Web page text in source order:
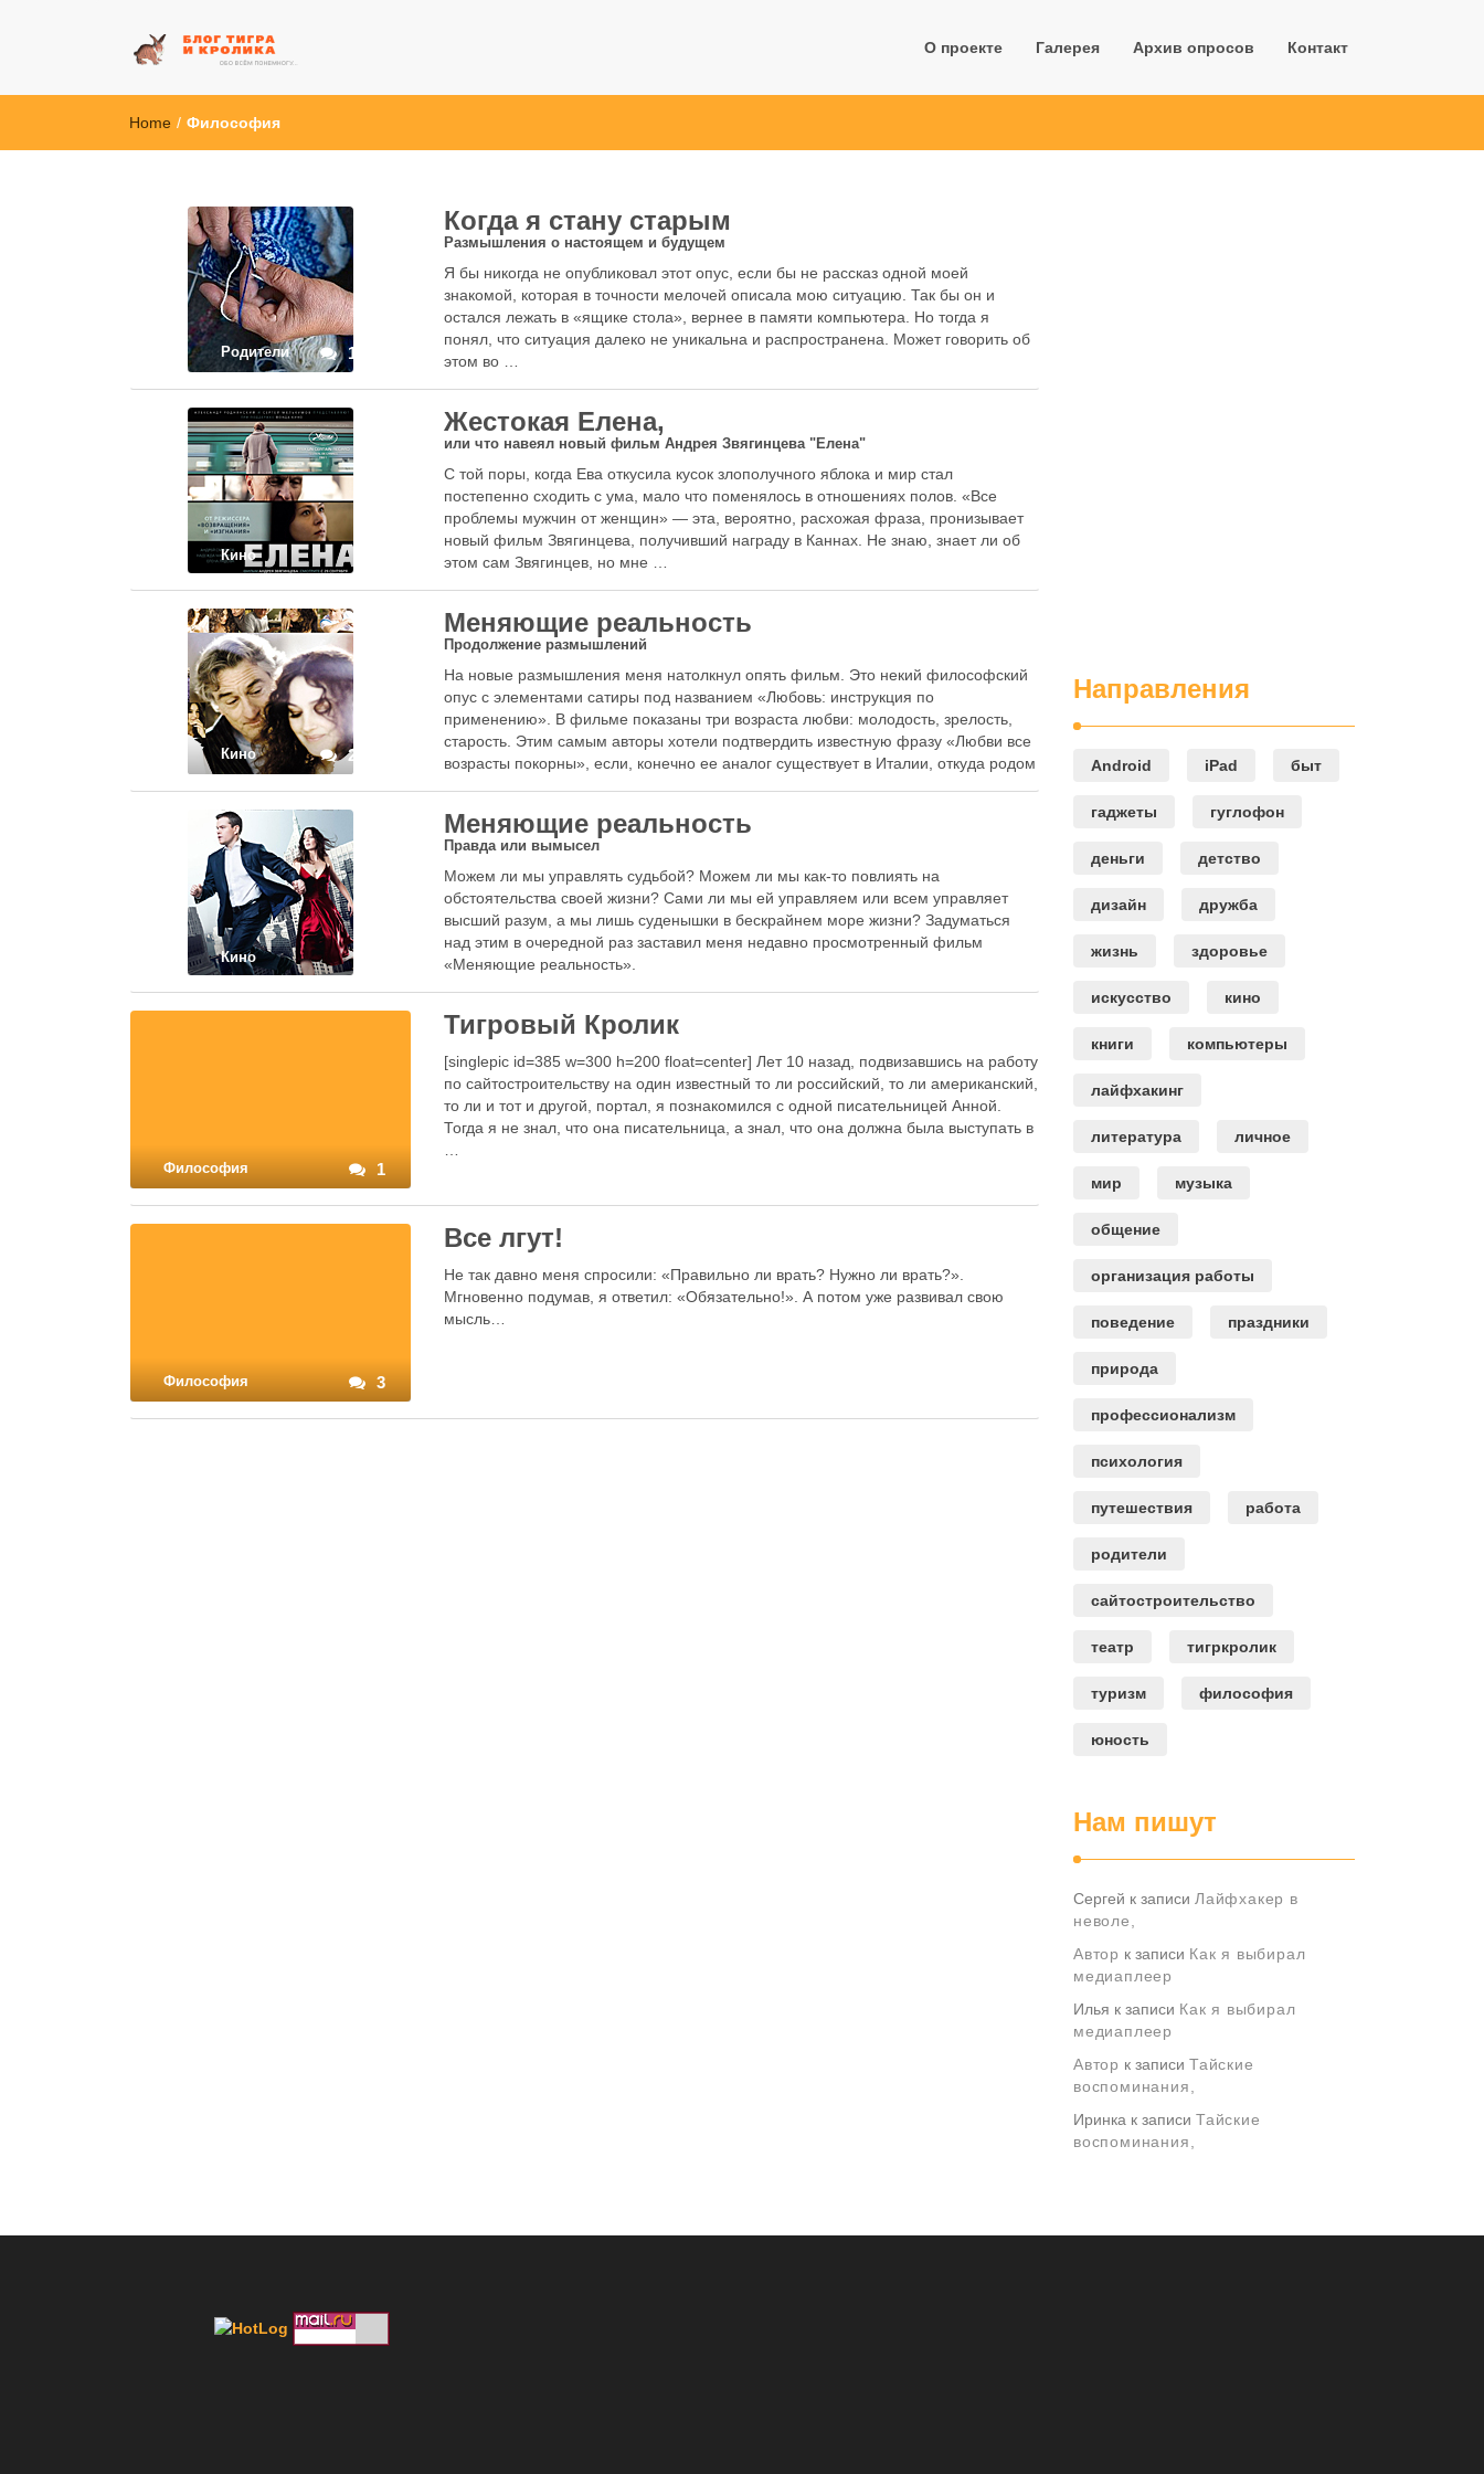
Обо всём понемногу...
О проекте Галерея Архив опросов Контакт
Home / Философия
Родители 1
Когда я стану старым
Размышления о настоящем и будущем
Я бы никогда не опубликовал этот опус, если бы не рассказ одной моей
знакомой, которая в точности мелочей описала мою ситуацию. Так бы он и
остался лежать в «ящике стола», вернее в памяти компьютера. Но тогда я
понял, что ситуация далеко не уникальна и распространена. Может говорить об
этом во …
Кино
Жестокая Елена,
или что навеял новый фильм Андрея Звягинцева "Елена"
С той поры, когда Ева откусила кусок злополучного яблока и мир стал
постепенно сходить с ума, мало что поменялось в отношениях полов. «Все
проблемы мужчин от женщин» — эта, вероятно, расхожая фраза, пронизывает
новый фильм Звягинцева, получивший награду в Каннах. Не знаю, знает ли об
этом сам Звягинцев, но мне …
Кино 2
Меняющие реальность
Продолжение размышлений
На новые размышления меня натолкнул опять фильм. Это некий философский
опус с элементами сатиры под названием «Любовь: инструкция по
применению». В фильме показаны три возраста любви: молодость, зрелость,
старость. Этим самым авторы хотели подтвердить известную фразу «Любви все
возрасты покорны», если, конечно ее аналог существует в Италии, откуда родом
Кино
Меняющие реальность
Правда или вымысел
Можем ли мы управлять судьбой? Можем ли мы как-то повлиять на
обстоятельства своей жизни? Сами ли мы ей управляем или всем управляет
высший разум, а мы лишь суденышки в бескрайнем море жизни? Задуматься
над этим в очередной раз заставил меня недавно просмотренный фильм
«Меняющие реальность».
Философия 1
Тигровый Кролик
[singlepic id=385 w=300 h=200 float=center] Лет 10 назад, подвизавшись на работу
по сайтостроительству на один известный то ли российский, то ли американский,
то ли и тот и другой, портал, я познакомился с одной писательницей Анной.
Тогда я не знал, что она писательница, а знал, что она должна была выступать в
Философия 3
Все лгут!
Не так давно меня спросили: «Правильно ли врать? Нужно ли врать?».
Мгновенно подумав, я ответил: «Обязательно!». А потом уже развивал свою
мысль…
Направления
Android iPad быт
гаджеты гуглофон
деньги детство
дизайн дружба
жизнь здоровье
искусство кино
книги компьютеры
лайфхакинг
литература личное
мир музыка
общение
организация работы
поведение праздники
природа
профессионализм
психология
путешествия работа
родители
сайтостроительство
театр тигркролик
туризм философия
юность
Нам пишут
Сергей к записи Лайфхакер в
неволе,
Автор к записи Как я выбирал
медиаплеер
Илья к записи Как я выбирал
медиаплеер
Автор к записи Тайские
воспоминания,
Иринка к записи Тайские
воспоминания,